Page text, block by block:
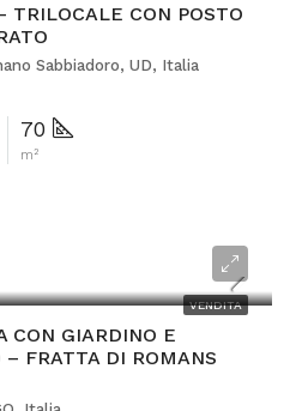
TRILOCALE CON POSTO
Sabbiadoro, UD, Italia
70
m²
VENDITA
CON GIARDINO E
– FRATTA DI ROMANS